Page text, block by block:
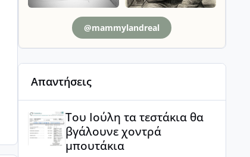
@mammylandreal
Απαντήσεις
Του Ιούλη τα τεστάκια θα
βγάλουνε χοντρά
μπουτάκια